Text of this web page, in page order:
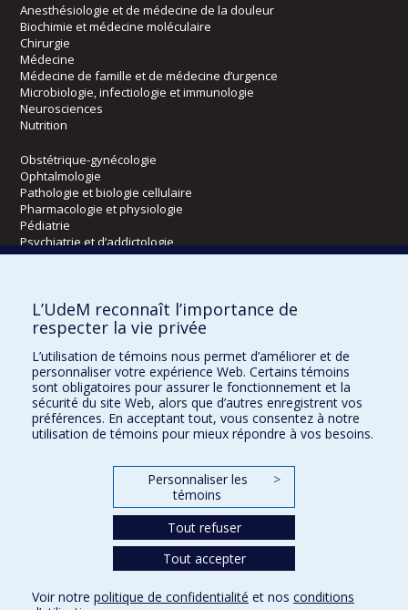
Anesthésiologie et de médecine de la douleur
Biochimie et médecine moléculaire
Chirurgie
Médecine
Médecine de famille et de médecine d’urgence
Microbiologie, infectiologie et immunologie
Neurosciences
Nutrition
Obstétrique-gynécologie
Ophtalmologie
Pathologie et biologie cellulaire
Pharmacologie et physiologie
Pédiatrie
Psychiatrie et d’addictologie
Radiologie, radio-oncologie et médecine nucléaire
Écoles
Orthophonie et audiologie
Réadaptation
Directions
L’UdeM reconnaît l’importance de
respecter la vie privée
L’utilisation de témoins nous permet d’améliorer et de
personnaliser votre expérience Web. Certains témoins
sont obligatoires pour assurer le fonctionnement et la
sécurité du site Web, alors que d’autres enregistrent vos
préférences. En acceptant tout, vous consentez à notre
utilisation de témoins pour mieux répondre à vos besoins.
Personnaliser les
témoins
>
Tout refuser
Tout accepter
Voir notre politique de confidentialité et nos conditions